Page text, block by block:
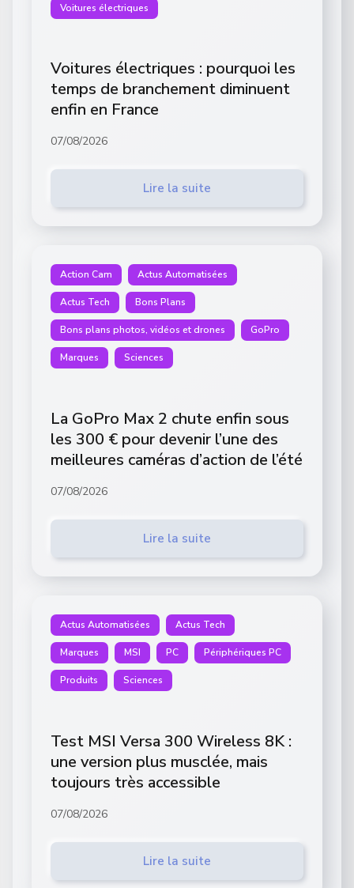
Voitures électriques
Voitures électriques : pourquoi les
temps de branchement diminuent
enfin en France
07/08/2026
Lire la suite
Action Cam Actus Automatisées
Actus Tech Bons Plans
Bons plans photos, vidéos et drones GoPro
Marques Sciences
La GoPro Max 2 chute enfin sous
les 300 € pour devenir l’une des
meilleures caméras d’action de l’été
07/08/2026
Lire la suite
Actus Automatisées Actus Tech
Marques MSI PC Périphériques PC
Produits Sciences
Test MSI Versa 300 Wireless 8K :
une version plus musclée, mais
toujours très accessible
07/08/2026
Lire la suite